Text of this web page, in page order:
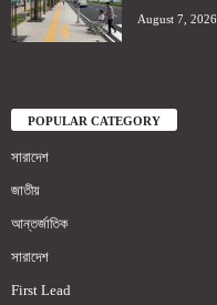
August 7, 2026
POPULAR CATEGORY
সারাদেশ
জাতীয়
আন্তর্জাতিক
সারাদেশ
First Lead